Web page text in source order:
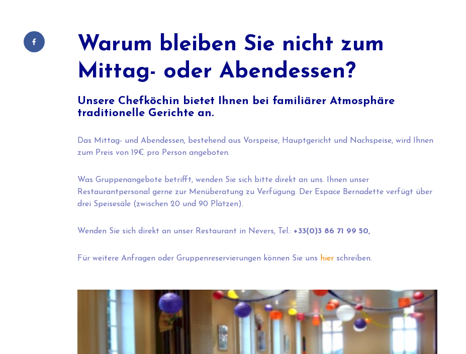
Warum bleiben Sie nicht zum
Mittag- oder Abendessen?
Unsere Chefköchin bietet Ihnen bei familiärer Atmosphäre
traditionelle Gerichte an.
Das Mittag- und Abendessen, bestehend aus Vorspeise, Hauptgericht und Nachspeise, wird Ihnen
zum Preis von 19€ pro Person angeboten.
Was Gruppenangebote betrifft, wenden Sie sich bitte direkt an uns. Ihnen unser
Restaurantpersonal gerne zur Menüberatung zu Verfügung. Der Espace Bernadette verfügt über
drei Speisesäle (zwischen 20 und 90 Plätzen).
Wenden Sie sich direkt an unser Restaurant in Nevers, Tel.: +33(0)3 86 71 99 50,
Für weitere Anfragen oder Gruppenreservierungen können Sie uns hierschreiben.